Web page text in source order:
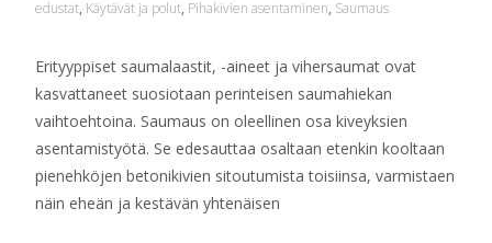
edustat, Käytävät ja polut, Pihakivien asentaminen, Saumaus
Erityyppiset saumalaastit, -aineet ja vihersaumat ovat
kasvattaneet suosiotaan perinteisen saumahiekan
vaihtoehtoina. Saumaus on oleellinen osa kiveyksien
asentamistyötä. Se edesauttaa osaltaan etenkin kooltaan
pienehköjen betonikivien sitoutumista toisiinsa, varmistaen
näin eheän ja kestävän yhtenäisen